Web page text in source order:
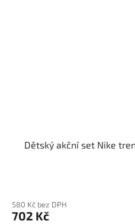
Dětský akční set Nike
580 Kč bez DPH
702 Kč